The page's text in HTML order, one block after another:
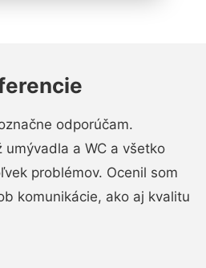
odporúčam.
umývadla a WC a všetko
problémov. Ocenil som
komunikácie, ako aj kvalitu